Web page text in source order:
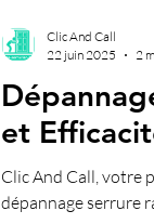
et
Clic And Call, votre
dépannage serrure
Clic And Call
22 juin 2025
2